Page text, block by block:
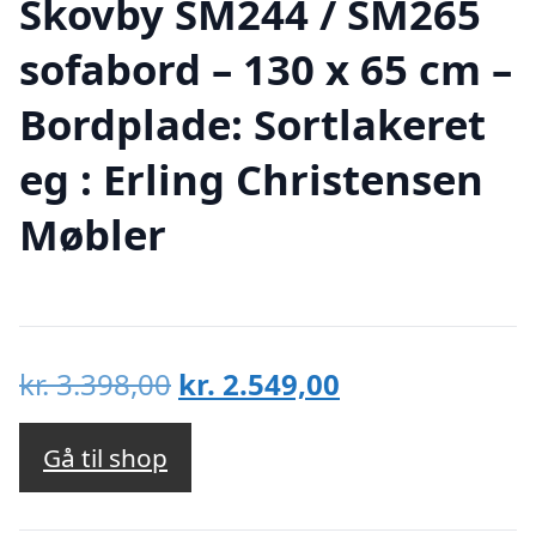
Skovby SM244 / SM265
sofabord – 130 x 65 cm –
Bordplade: Sortlakeret
eg : Erling Christensen
Møbler
kr.3.398,00 Den
oprindelige
var:
kr. 3.398,00.
kr. 2.549,00
kr. 2.549,00.
Gå til shop